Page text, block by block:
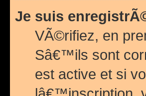
Je suis
VÃ©rifiez, en
Sâ€™ils sont
est active et si